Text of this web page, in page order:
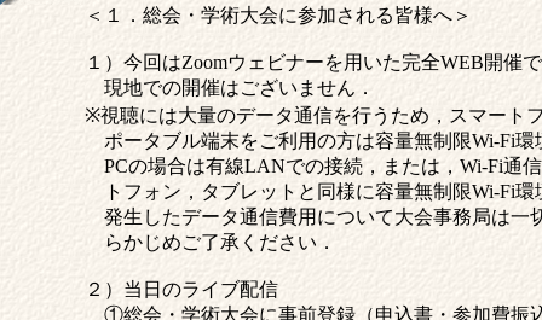
＜１．総会・学術大会に参加される皆様へ＞
１）今回はZoomウェビナーを用いた完全WEB開催
現地での開催はございません．
※視聴には大量のデータ通信を行うため，スマート
ポータブル端末をご利用の方は容量無制限Wi-Fi環
PCの場合は有線LANでの接続，または，Wi-Fi通
トフォン，タブレットと同様に容量無制限Wi-Fi環
発生したデータ通信費用について大会事務局は一
らかじめご了承ください．
２）当日のライブ配信
①総会・学術大会に事前登録（申込書・参加費振